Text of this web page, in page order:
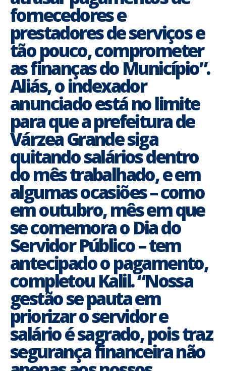
fornecedores e
prestadores de serviços e
tão pouco, comprometer
as finanças do Município”.
Aliás, o indexador
anunciado está no limite
para que a prefeitura de
Várzea Grande siga
quitando salários dentro
do mês trabalhado, e em
algumas ocasiões – como
em outubro, mês em que
se comemora o Dia do
Servidor Público – tem
antecipado o pagamento,
completou Kalil. “Nossa
gestão se pauta em
priorizar o servidor e
salário é sagrado, pois traz
segurança financeira não